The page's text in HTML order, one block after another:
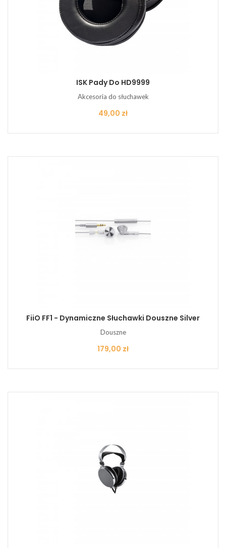
ISK Pady Do HD9999
Akcesoria do słuchawek
Cena
49,00 zł
FiiO FF1 - Dynamiczne Słuchawki Douszne Silver
Douszne
Cena
179,00 zł